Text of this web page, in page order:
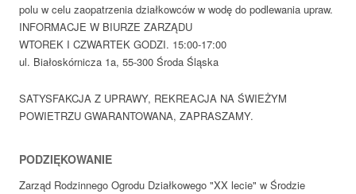
polu w celu zaopatrzenia działkowców w wodę do podlewania upraw.
INFORMACJE W BIURZE ZARZĄDU
WTOREK I CZWARTEK GODZI. 15:00-17:00
ul. Białoskórnicza 1a, 55-300 Środa Śląska
SATYSFAKCJA Z UPRAWY, REKREACJA NA ŚWIEŻYM
POWIETRZU GWARANTOWANA, ZAPRASZAMY.
PODZIĘKOWANIE
Zarząd Rodzinnego Ogrodu Działkowego "XX lecie" w Środzie